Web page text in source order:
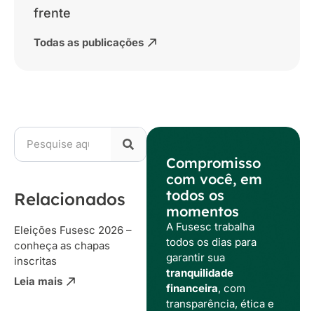
frente
Todas as publicações
Relacionados
Eleições Fusesc 2026 –
conheça as chapas
inscritas
Leia mais
Compromisso
com você, em
todos os
momentos
A Fusesc trabalha
todos os dias para
garantir sua
tranquilidade
financeira, com
transparência, ética e